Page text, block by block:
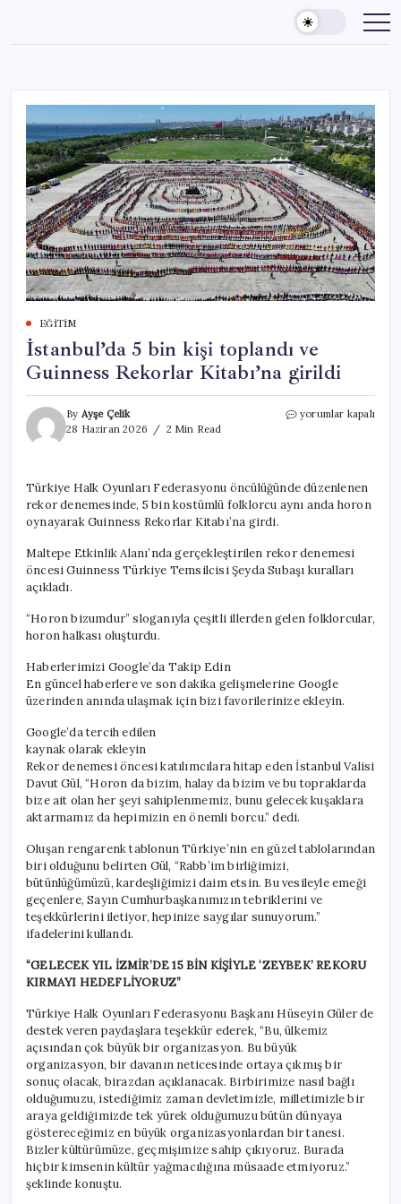
content
EĞITIM
İstanbul’da 5 bin kişi toplandı ve
Guinness Rekorlar Kitabı’na girildi
By Ayşe Çelik
28 Haziran 2026
2 Min Read
İstanbul’da
ve
Guinness
girildi
için
yorumlar kapalı
Türkiye Halk Oyunları Federasyonu öncülüğünde düzenlenen
rekor denemesinde, 5 bin kostümlü folklorcu aynı anda horon
oynayarak Guinness Rekorlar Kitabı’na girdi.
Maltepe Etkinlik Alanı’nda gerçekleştirilen rekor denemesi
öncesi Guinness Türkiye Temsilcisi Şeyda Subaşı kuralları
açıkladı.
“Horon bizumdur” sloganıyla çeşitli illerden gelen folklorcular,
horon halkası oluşturdu.
Haberlerimizi Google’da Takip Edin
En güncel haberlere ve son dakika gelişmelerine Google
üzerinden anında ulaşmak için bizi favorilerinize ekleyin.
Google’da tercih edilen
kaynak olarak ekleyin
Rekor denemesi öncesi katılımcılara hitap eden İstanbul Valisi
Davut Gül, “Horon da bizim, halay da bizim ve bu topraklarda
bize ait olan her şeyi sahiplenmemiz, bunu gelecek kuşaklara
aktarmamız da hepimizin en önemli borcu.” dedi.
Oluşan rengarenk tablonun Türkiye’nin en güzel tablolarından
biri olduğunu belirten Gül, “Rabb’im birliğimizi,
bütünlüğümüzü, kardeşliğimizi daim etsin. Bu vesileyle emeği
geçenlere, Sayın Cumhurbaşkanımızın tebriklerini ve
teşekkürlerini iletiyor, hepinize saygılar sunuyorum.”
ifadelerini kullandı.
“GELECEK YIL İZMİR’DE 15 BİN KİŞİYLE ‘ZEYBEK’ REKORU
KIRMAYI HEDEFLİYORUZ”
Türkiye Halk Oyunları Federasyonu Başkanı Hüseyin Güler de
destek veren paydaşlara teşekkür ederek, “Bu, ülkemiz
açısından çok büyük bir organizasyon. Bu büyük
organizasyon, bir davanın neticesinde ortaya çıkmış bir
sonuç olacak, birazdan açıklanacak. Birbirimize nasıl bağlı
olduğumuzu, istediğimiz zaman devletimizle, milletimizle bir
araya geldiğimizde tek yürek olduğumuzu bütün dünyaya
göstereceğimiz en büyük organizasyonlardan bir tanesi.
Bizler kültürümüze, geçmişimize sahip çıkıyoruz. Burada
hiçbir kimsenin kültür yağmacılığına müsaade etmiyoruz.”
şeklinde konuştu.